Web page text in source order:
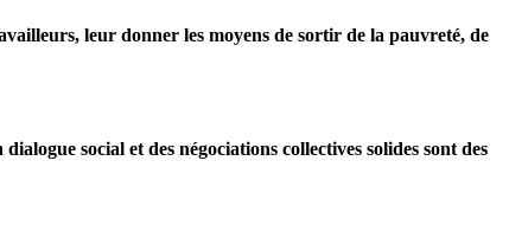
leur donner les moyens de sortir de la pauvreté, de
social et des négociations collectives solides sont des